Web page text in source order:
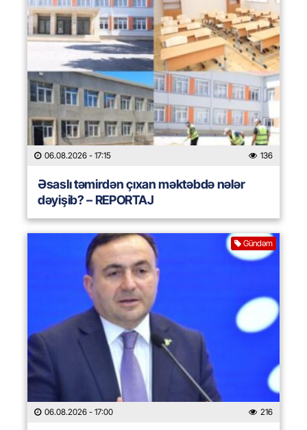
06.08.2026 - 17:15 136
Əsaslı təmirdən çıxan məktəbdə nələr
dəyişib? – REPORTAJ
Gündəm
06.08.2026 - 17:00 216